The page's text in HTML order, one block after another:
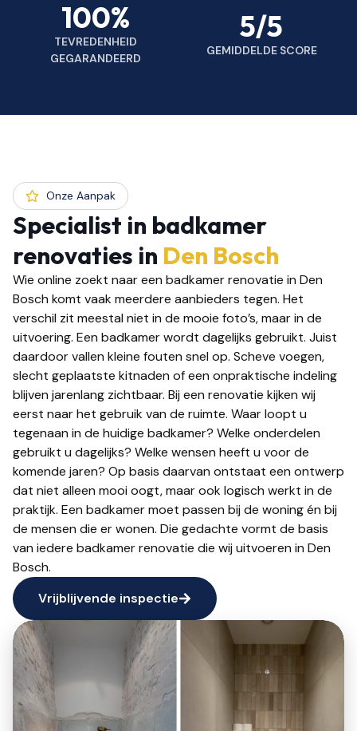
100%
TEVREDENHEID
GEGARANDEERD
5/5
GEMIDDELDE SCORE
Onze Aanpak
Specialist in badkamer
renovaties in Den Bosch
Wie online zoekt naar een badkamer renovatie in Den
Bosch komt vaak meerdere aanbieders tegen. Het
verschil zit meestal niet in de mooie foto’s, maar in de
uitvoering. Een badkamer wordt dagelijks gebruikt. Juist
daardoor vallen kleine fouten snel op. Scheve voegen,
slecht geplaatste kitnaden of een onpraktische indeling
blijven jarenlang zichtbaar. Bij een renovatie kijken wij
eerst naar het gebruik van de ruimte. Waar loopt u
tegenaan in de huidige badkamer? Welke onderdelen
gebruikt u dagelijks? Welke wensen heeft u voor de
komende jaren? Op basis daarvan ontstaat een ontwerp
dat niet alleen mooi oogt, maar ook logisch werkt in de
praktijk. Een badkamer moet passen bij de woning én bij
de mensen die er wonen. Die gedachte vormt de basis
van iedere badkamer renovatie die wij uitvoeren in Den
Bosch.
Vrijblijvende inspectie